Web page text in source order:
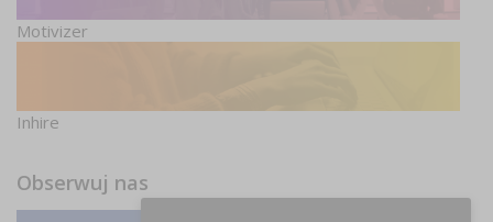
Motivizer
Inhire
Obserwuj nas